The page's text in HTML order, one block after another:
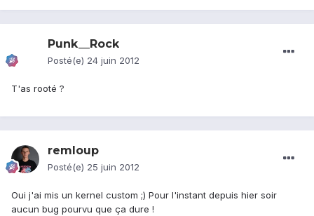
Punk__Rock
Posté(e) 24 juin 2012
T'as rooté ?
remloup
Posté(e) 25 juin 2012
Oui j'ai mis un kernel custom ;) Pour l'instant depuis hier soir
aucun bug pourvu que ça dure !